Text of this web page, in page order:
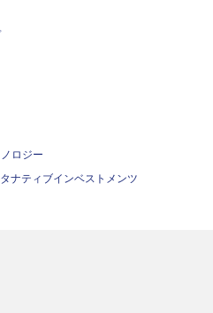
ロジー
ナティブインベストメンツ